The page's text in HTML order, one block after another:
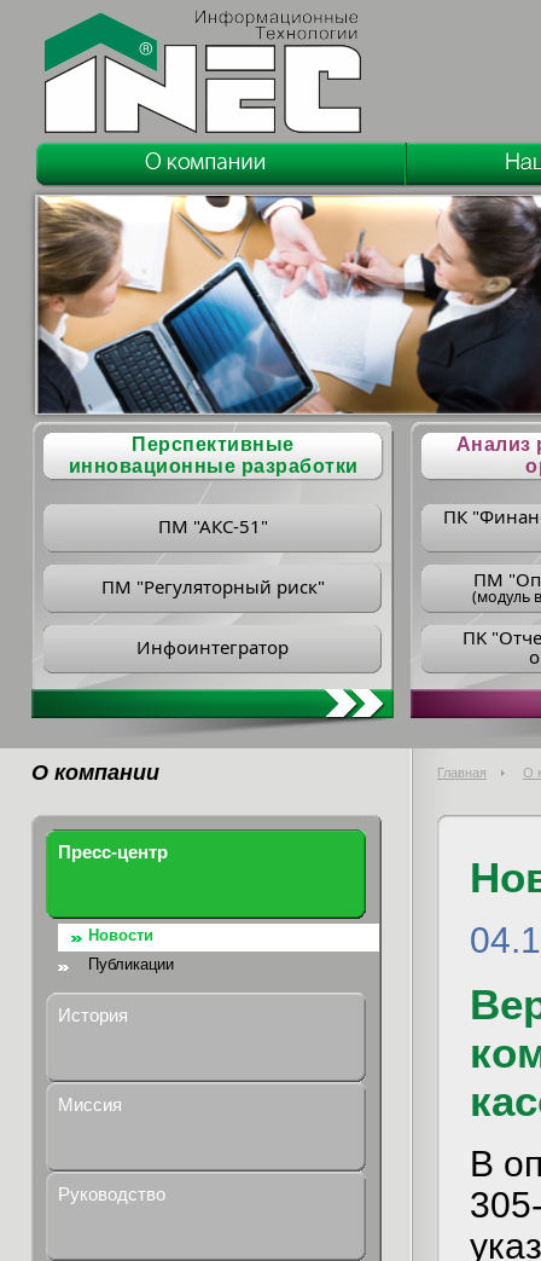
Перспективные
инновационные разработки
ПМ "АКС-51"
ПМ "Регуляторный риск"
Инфоинтегратор
Анализ
ПК
ПM
(модуль
ПK
О компании Главная О
Пресс-центр
Новости
Публикации
История
Миссия
Руководство
В